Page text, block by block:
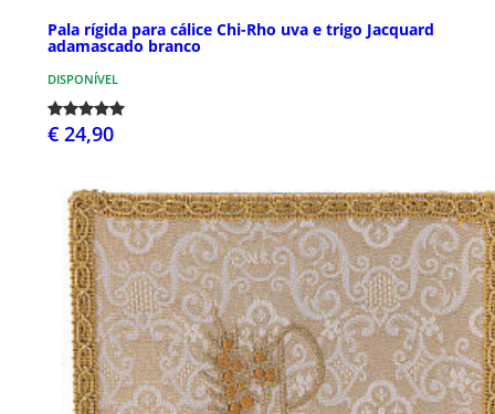
Pala rígida para cálice Chi-Rho uva e trigo Jacquard
adamascado branco
DISPONÍVEL
€ 24,90